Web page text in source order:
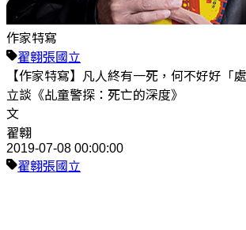
作家特寫
翟翱張國立
【作家特寫】凡人終有一死，何不好好「
立談《乩童警探：死亡的深度》
文
翟翱
2019-07-08 00:00:00
翟翱張國立